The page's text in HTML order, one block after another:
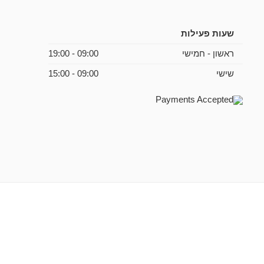
שעות פעילות
ראשון - חמישי 09:00 - 19:00
שישי 09:00 - 15:00